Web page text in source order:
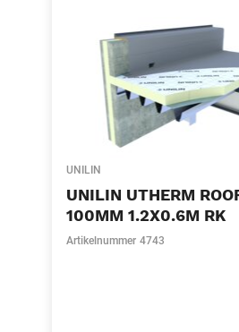
UNILIN
UNILIN UTHERM
100MM 1.2X0.6M RK
Artikelnummer 4743